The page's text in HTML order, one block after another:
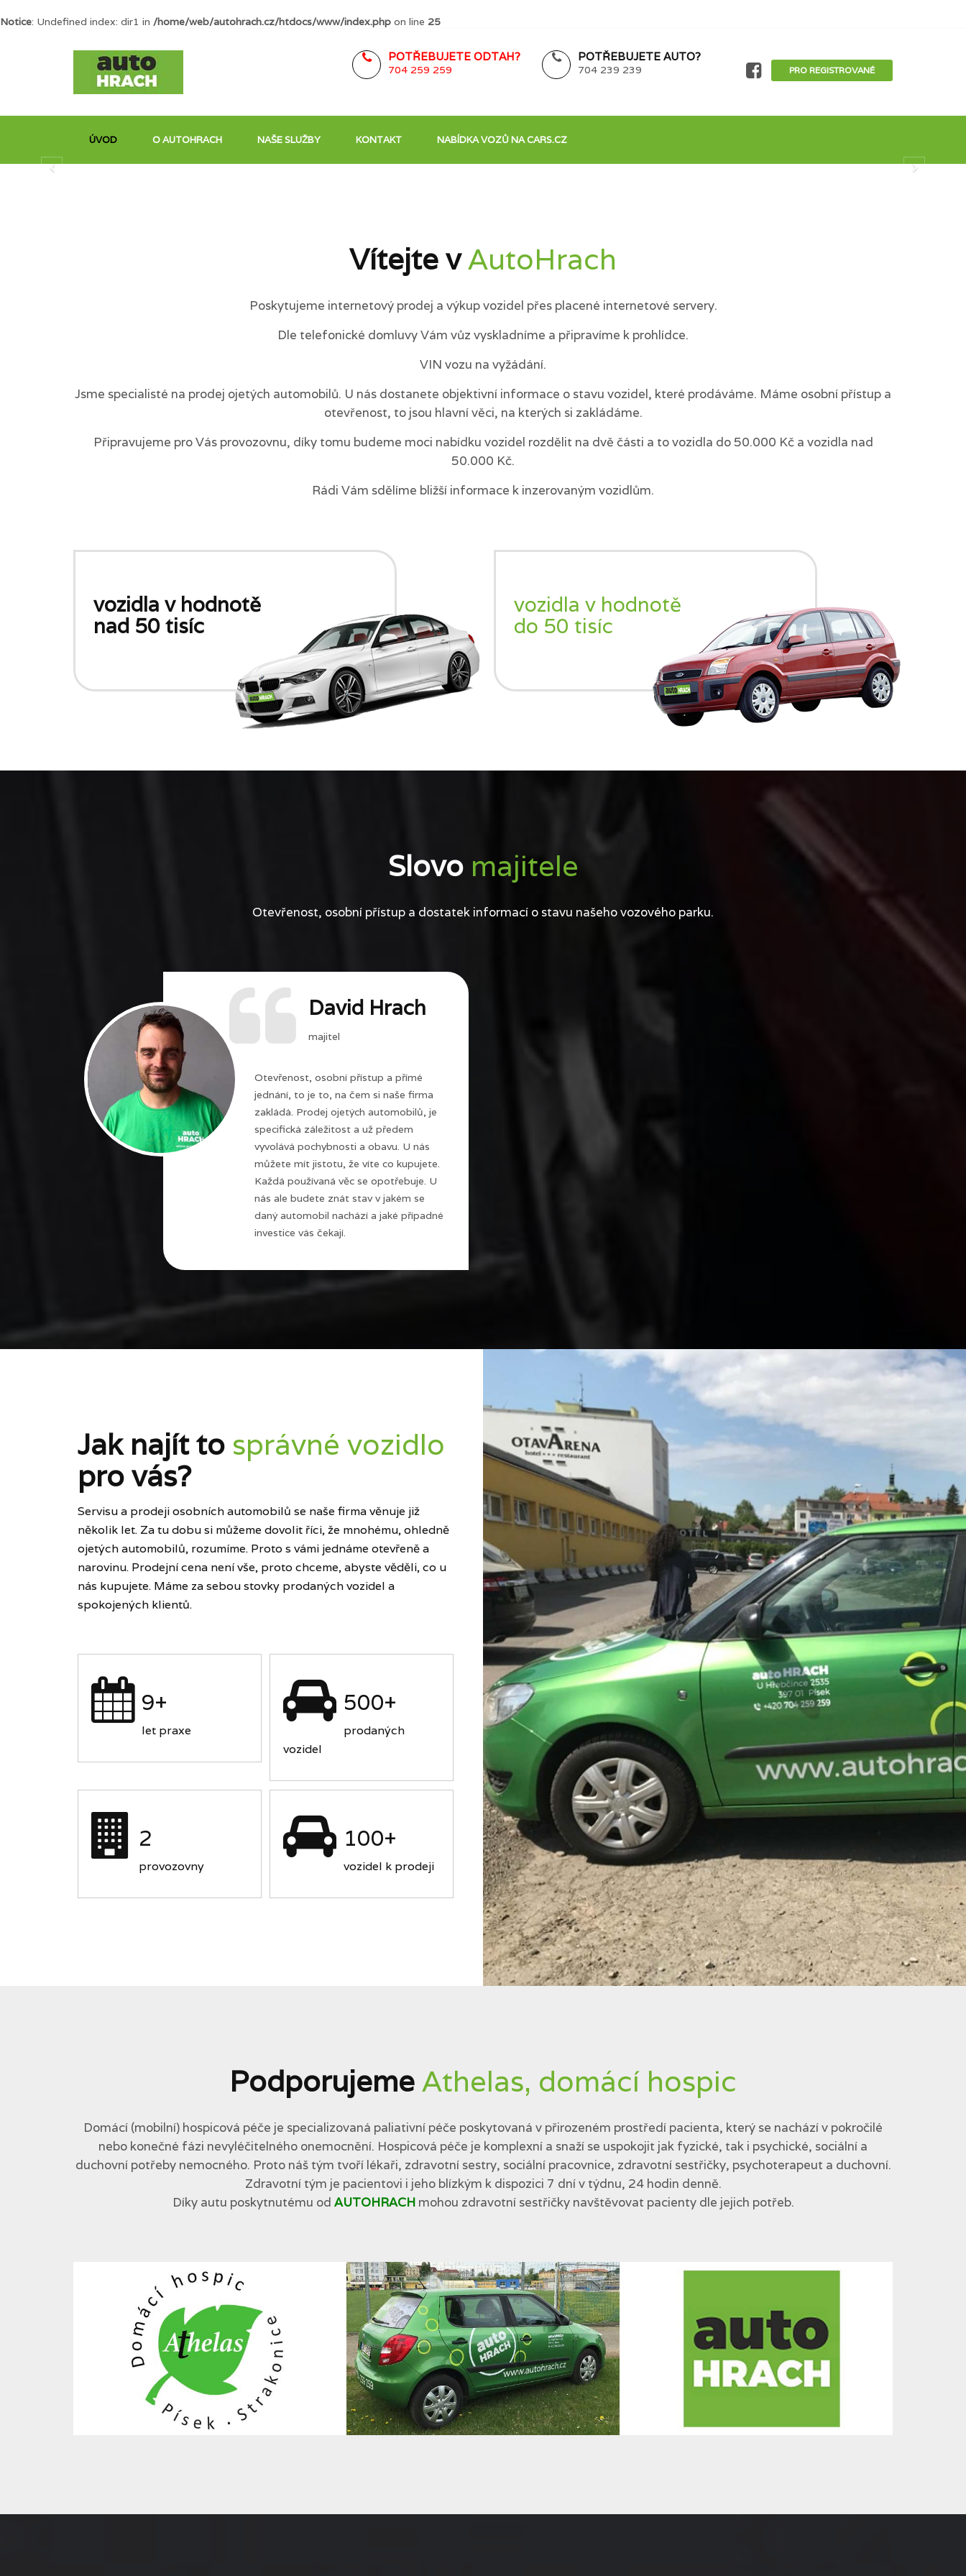
Notice: Undefined index: dir1 in /home/web/autohrach.cz/htdocs/www/index.php on line 25
POTŘEBUJETE ODTAH?
704 259 259
POTŘEBUJETE AUTO?
704 239 239 PRO REGISTROVANÉ
ÚVOD O AUTOHRACH NAŠE SLUŽBY KONTAKT NABÍDKA VOZŮ NA CARS.CZ
Vítejte vAutoHrach
Poskytujeme internetový prodej a výkup vozidel přes placené internetové servery.
Dle telefonické domluvy Vám vůz vyskladníme a připravíme k prohlídce.
VIN vozu na vyžádání.
Jsme specialisté na prodej ojetých automobilů. U nás dostanete objektivní informace o stavu vozidel, které prodáváme. Máme osobní přístup a
otevřenost, to jsou hlavní věci, na kterých si zakládáme.
Připravujeme pro Vás provozovnu, díky tomu budeme moci nabídku vozidel rozdělit na dvě části a to vozidla do 50.000 Kč a vozidla nad
50.000 Kč.
Rádi Vám sdělíme bližší informace k inzerovaným vozidlům.
vozidla v hodnotě
nad 50 tisíc
vozidla v hodnotě
do 50 tisíc
Slovo majitele
Otevřenost, osobní přístup a dostatek informací o stavu našeho vozového parku.
David Hrach
majitel
Otevřenost, osobní přístup a přímé
jednání, to je to, na čem si naše firma
zakládá. Prodej ojetých automobilů, je
specifická záležitost a už předem
vyvolává pochybnosti a obavu. U nás
můžete mít jistotu, že víte co kupujete.
Každá používaná věc se opotřebuje. U
nás ale budete znát stav v jakém se
daný automobil nachází a jaké případné
investice vás čekají.
Jak najít to správné vozidlo
pro vás?
Servisu a prodeji osobních automobilů se naše firma věnuje již
několik let. Za tu dobu si můžeme dovolit říci, že mnohému, ohledně
ojetých automobilů, rozumíme. Proto s vámi jednáme otevřeně a
narovinu. Prodejní cena není vše, proto chceme, abyste věděli, co u
nás kupujete. Máme za sebou stovky prodaných vozidel a
spokojených klientů.
9+
let praxe
500+
prodaných
vozidel
2
provozovny
100+
vozidel k prodeji
PodporujemeAthelas, domácí hospic
Domácí (mobilní) hospicová péče je specializovaná paliativní péče poskytovaná v přirozeném prostředí pacienta, který se nachází v pokročilé
nebo konečné fázi nevyléčitelného onemocnění. Hospicová péče je komplexní a snaží se uspokojit jak fyzické, tak i psychické, sociální a
duchovní potřeby nemocného. Proto náš tým tvoří lékaři, zdravotní sestry, sociální pracovnice, zdravotní sestřičky, psychoterapeut a duchovní.
Zdravotní tým je pacientovi i jeho blízkým k dispozici 7 dní v týdnu, 24 hodin denně.
Díky autu poskytnutému od AUTOHRACHmohou zdravotní sestřičky navštěvovat pacienty dle jejich potřeb.